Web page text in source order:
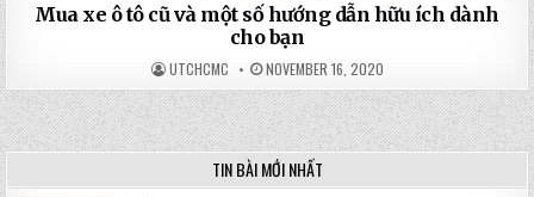
Mua xe ô tô cũ và một số hướng dẫn hữu ích dành
cho bạn
UTCHCMC NOVEMBER 16, 2020
TIN BÀI MỚI NHẤT